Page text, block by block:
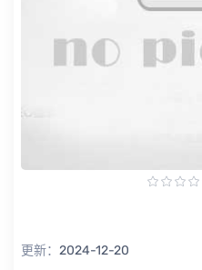
更新： 2024-12-20